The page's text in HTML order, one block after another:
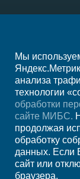
Мы
анализа
технологии
обработки
сайте МИБС.
продолжая
обработку
данных. Если
сайт или
браузера.